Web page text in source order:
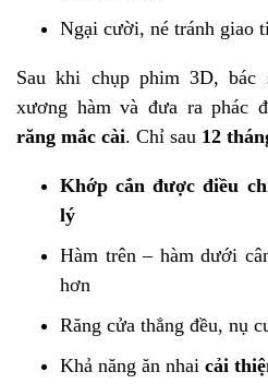
Ngại cười, né tránh giao
Sau khi chụp phim 3D,
xương hàm và đưa ra phác
răng mắc cài. Chỉ sau 12
Khớp cắn được điều
lý
Hàm trên – hàm dưới
hơn
Răng cửa thẳng đều, nụ
Khả năng ăn nhai cải